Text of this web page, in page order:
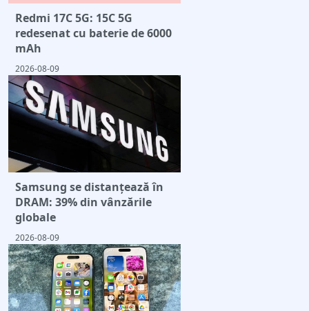
Redmi 17C 5G: 15C 5G
redesenat cu baterie de 6000
mAh
2026-08-09
Samsung se distanțează în
DRAM: 39% din vânzările
globale
2026-08-09